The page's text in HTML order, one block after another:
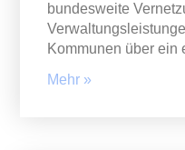
bundesweite
Kommunen über ein
Mehr »